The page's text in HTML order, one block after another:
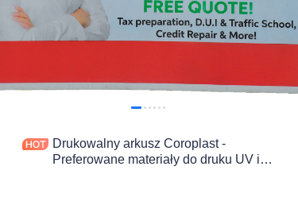
Drukowalny arkusz Coroplast -
Preferowane materiały do druku UV i